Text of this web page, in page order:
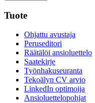
Tuote
Ohjattu avustaja
Peruseditori
Räätälöi ansioluettelo
Saatekirje
Työnhakuseuranta
Tekoälyn CV arvio
LinkedIn optimoija
Ansioluettelopohjat